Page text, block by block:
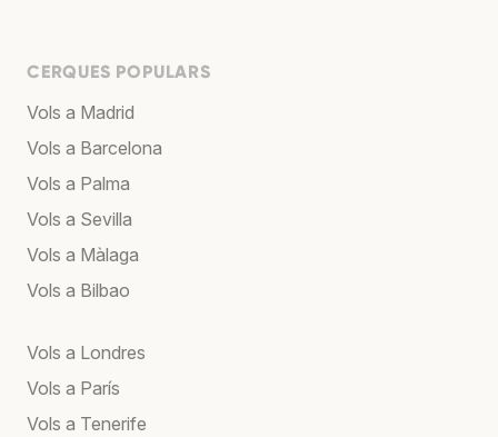
CERQUES POPULARS
Vols a Madrid
Vols a Barcelona
Vols a Palma
Vols a Sevilla
Vols a Màlaga
Vols a Bilbao
Vols a Londres
Vols a París
Vols a Tenerife